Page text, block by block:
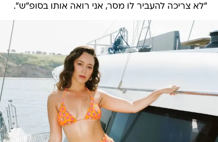
"לא צריכה להעביר לו מסר, אני רואה אותו בסופ"ש".